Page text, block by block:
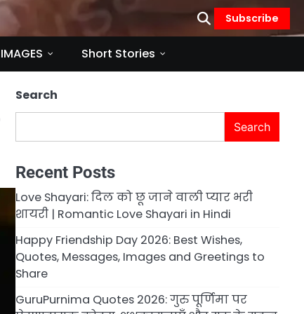
Subscribe
IMAGES Short Stories
Search
Search
Recent Posts
Love Shayari: दिल को छू जाने वाली प्यार भरी
शायरी | Romantic Love Shayari in Hindi
Happy Friendship Day 2026: Best Wishes,
Quotes, Messages, Images and Greetings to
Share
GuruPurnima Quotes 2026: गुरु पूर्णिमा पर